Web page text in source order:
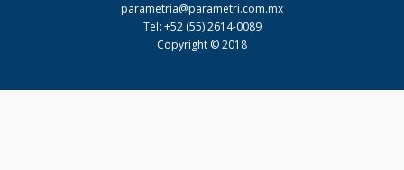
parametria@parametri.com.mx
Tel: +52 (55) 2614-0089
Copyright © 2018